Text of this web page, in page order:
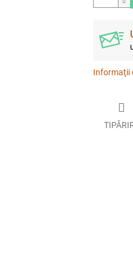
Informaţii